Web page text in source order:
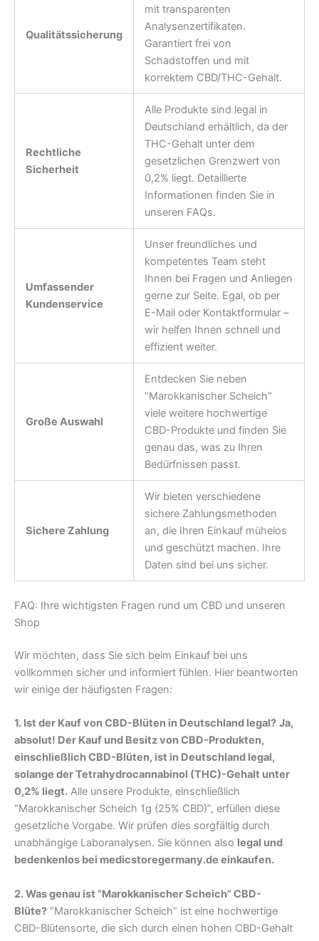
Qualitätssicherung
mit transparenten
Analysenzertifikaten.
Garantiert frei von
Schadstoffen und mit
korrektem CBD/THC-Gehalt.
Rechtliche
Sicherheit
Alle Produkte sind legal in
Deutschland erhältlich, da der
THC-Gehalt unter dem
gesetzlichen Grenzwert von
0,2% liegt. Detaillierte
Informationen finden Sie in
unseren FAQs.
Umfassender
Kundenservice
Unser freundliches und
kompetentes Team steht
Ihnen bei Fragen und Anliegen
gerne zur Seite. Egal, ob per
E-Mail oder Kontaktformular –
wir helfen Ihnen schnell und
effizient weiter.
Große Auswahl
Entdecken Sie neben
“Marokkanischer Scheich”
viele weitere hochwertige
CBD-Produkte und finden Sie
genau das, was zu Ihren
Bedürfnissen passt.
Sichere Zahlung
Wir bieten verschiedene
sichere Zahlungsmethoden
an, die Ihren Einkauf mühelos
und geschützt machen. Ihre
Daten sind bei uns sicher.
FAQ: Ihre wichtigsten Fragen rund um CBD und unseren
Shop
Wir möchten, dass Sie sich beim Einkauf bei uns
vollkommen sicher und informiert fühlen. Hier beantworten
wir einige der häufigsten Fragen:
1. Ist der Kauf von CBD-Blüten in Deutschland legal? Ja,
absolut! Der Kauf und Besitz von CBD-Produkten,
einschließlich CBD-Blüten, ist in Deutschland legal,
solange der Tetrahydrocannabinol (THC)-Gehalt unter
0,2% liegt. Alle unsere Produkte, einschließlich
“Marokkanischer Scheich 1g (25% CBD)”, erfüllen diese
gesetzliche Vorgabe. Wir prüfen dies sorgfältig durch
unabhängige Laboranalysen. Sie können also legal und
bedenkenlos bei medicstoregermany.de einkaufen.
2. Was genau ist “Marokkanischer Scheich” CBD-
Blüte? “Marokkanischer Scheich” ist eine hochwertige
CBD-Blütensorte, die sich durch einen hohen CBD-Gehalt